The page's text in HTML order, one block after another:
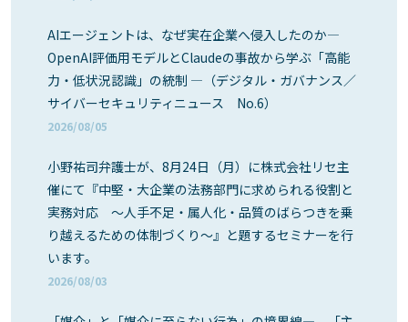
AIエージェントは、なぜ実在企業へ侵入したのか―
OpenAI評価用モデルとClaudeの事故から学ぶ「高能
力・低状況認識」の統制 ―（デジタル・ガバナンス／
サイバーセキュリティニュース No.6）
2026/08/05
小野祐司弁護士が、8月24日（月）に株式会社リセ主
催にて『中堅・大企業の法務部門に求められる役割と
実務対応 ～人手不足・属人化・品質のばらつきを乗
り越えるための体制づくり～』と題するセミナーを行
います。
2026/08/03